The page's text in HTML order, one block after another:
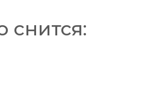
снится: